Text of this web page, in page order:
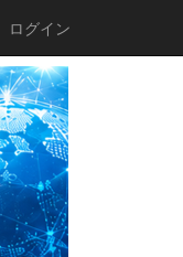
ログイン